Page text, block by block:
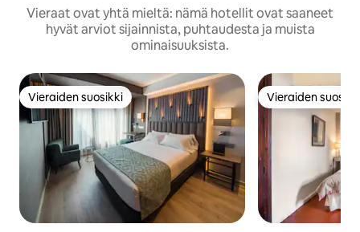
Vieraat ovat yhtä mieltä: nämä hotellit ovat saaneet
hyvät arviot sijainnista, puhtaudesta ja muista
ominaisuuksista.
Vieraiden suosikki
Vieraiden suosikki Vieraiden
Vieraiden